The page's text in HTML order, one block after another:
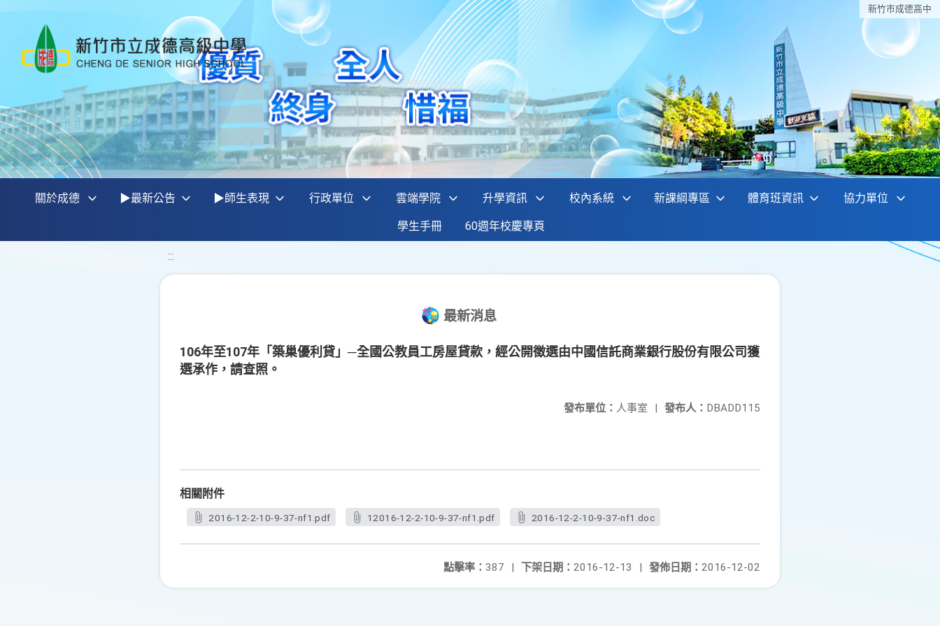
新竹巿成德高中
關於成德 ▶最新公告 ▶師生表現 行政單位 雲端學院 升學資訊 校內系統 新課綱專區 體育班資訊 協力單位
學生手冊 60週年校慶專頁
:::
最新消息
106年至107年「築巢優利貸」─全國公教員工房屋貸款，經公開徵選由中國信託商業銀行股份有限公司獲
選承作，請查照。
發布人： DBADD115
發布單位： 人事室 |
相關附件
2016-12-2-10-9-37-nf1.pdf 12016-12-2-10-9-37-nf1.pdf 2016-12-2-10-9-37-nf1.doc
發佈日期： 2016-12-02
下架日期： 2016-12-13 |
點擊率： 387 |